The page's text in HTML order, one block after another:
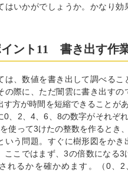
はいかがでしょうか。かなり効
イント11 書き出す作
は、数値を書き出して調べるこ
の際に、ただ闇雲に書き出すの
す方が時間を短縮できることが
0、2、4、6、8の数字がそれぞ
使って3けたの整数を作るとき
いう問題。すぐに樹形図をかき
ここではまず、3の倍数になる3
れるかを確かめます。（0、2